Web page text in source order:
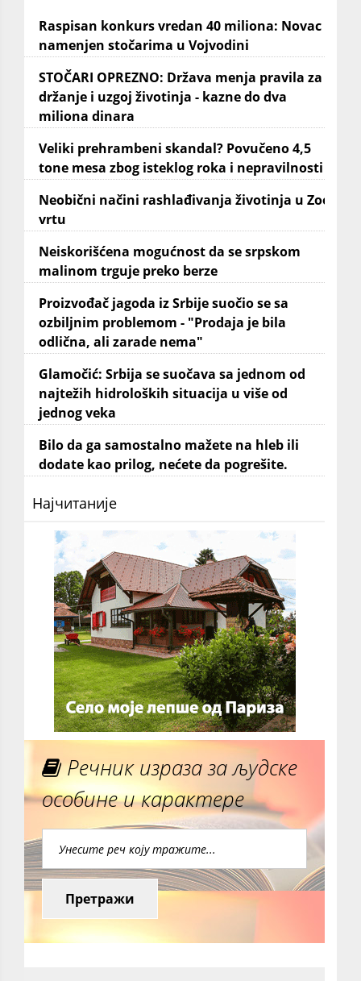
Raspisan konkurs vredan 40 miliona: Novac
namenjen stočarima u Vojvodini
STOČARI OPREZNO: Država menja pravila za
držanje i uzgoj životinja - kazne do dva
miliona dinara
Veliki prehrambeni skandal? Povučeno 4,5
tone mesa zbog isteklog roka i nepravilnosti
Neobični načini rashlađivanja životinja u Zoo
vrtu
Neiskorišćena mogućnost da se srpskom
malinom trguje preko berze
Proizvođač jagoda iz Srbije suočio se sa
ozbiljnim problemom - "Prodaja je bila
odlična, ali zarade nema"
Glamočić: Srbija se suočava sa jednom od
najtežih hidroloških situacija u više od
jednog veka
Bilo da ga samostalno mažete na hleb ili
dodate kao prilog, nećete da pogrešite.
Најчитаније
Речник израза за људске
особине и карактере
Претражи